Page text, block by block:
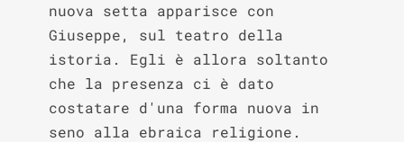
nuova setta apparisce con
Giuseppe, sul teatro della
istoria. Egli è allora soltanto
che la presenza ci è dato
costatare d'una forma nuova in
seno alla ebraica religione.